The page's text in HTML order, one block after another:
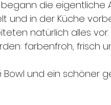
die eigentliche
und in der Küche
natürlich alles vor.
farbenfroh, frisch
Bowl und ein schöner